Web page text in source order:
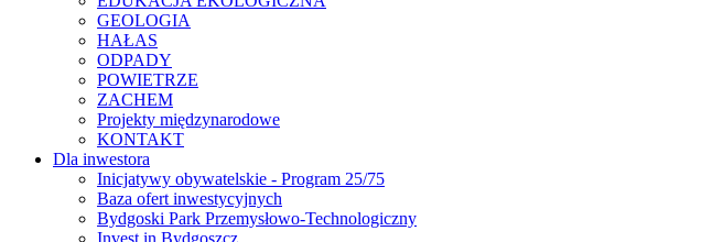
GEOLOGIA
HAŁAS
ODPADY
POWIETRZE
ZACHEM
Projekty międzynarodowe
KONTAKT
Dla inwestora
Inicjatywy obywatelskie - Program 25/75
Baza ofert inwestycyjnych
Bydgoski Park Przemysłowo-Technologiczny